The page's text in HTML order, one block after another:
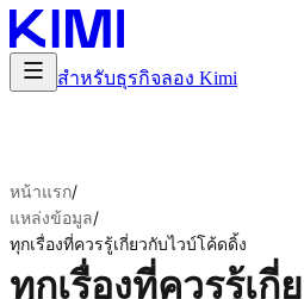
สำหรับธุรกิจลอง Kimi
หน้าแรก/
แหล่งข้อมูล/
ทุกเรื่องที่ควรรู้เกี่ยวกับไวบ์โค้ดดิ้ง
ทุกเรื่องที่ควรรู้เกี่